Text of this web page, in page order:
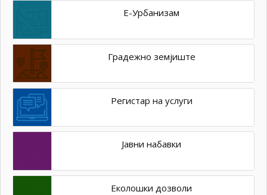
Е-Урбанизам
Градежно земјиште
Регистар на услуги
Јавни набавки
Еколошки дозволи